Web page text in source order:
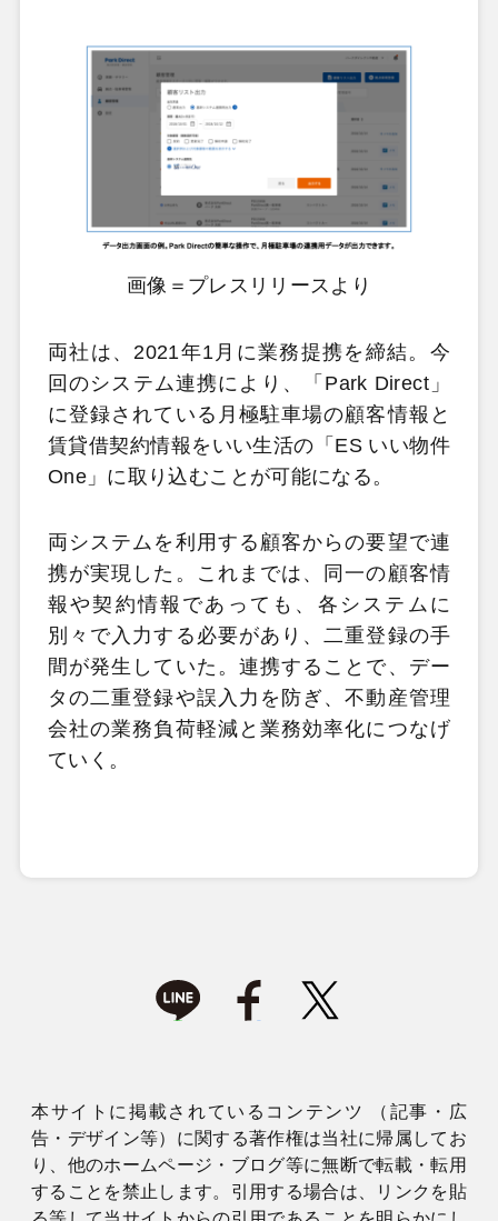
画像＝プレスリリースより
両社は、2021年1月に業務提携を締結。今
回のシステム連携により、「Park Direct」
に登録されている月極駐車場の顧客情報と
賃貸借契約情報をいい生活の「ES いい物件
One」に取り込むことが可能になる。
両システムを利用する顧客からの要望で連
携が実現した。これまでは、同一の顧客情
報や契約情報であっても、各システムに
別々で入力する必要があり、二重登録の手
間が発生していた。連携することで、デー
タの二重登録や誤入力を防ぎ、不動産管理
会社の業務負荷軽減と業務効率化につなげ
ていく。
本サイトに掲載されているコンテンツ （記事・広
告・デザイン等）に関する著作権は当社に帰属してお
り、他のホームページ・ブログ等に無断で転載・転用
することを禁止します。引用する場合は、リンクを貼